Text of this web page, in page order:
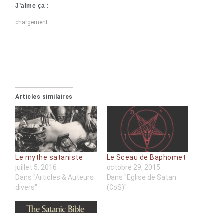
J’aime ça :
chargement…
Articles similaires
Le mythe sataniste
juillet 5, 2016
Dans "Articles & Auteurs
divers"
Le Sceau de Baphomet
octobre 29, 2015
Dans "Eglise de Satan
(CoS)"